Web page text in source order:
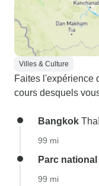
Villes & Culture
Faites l'expérience
cours desquels
Bangkok
99 mi
Parc
99 mi